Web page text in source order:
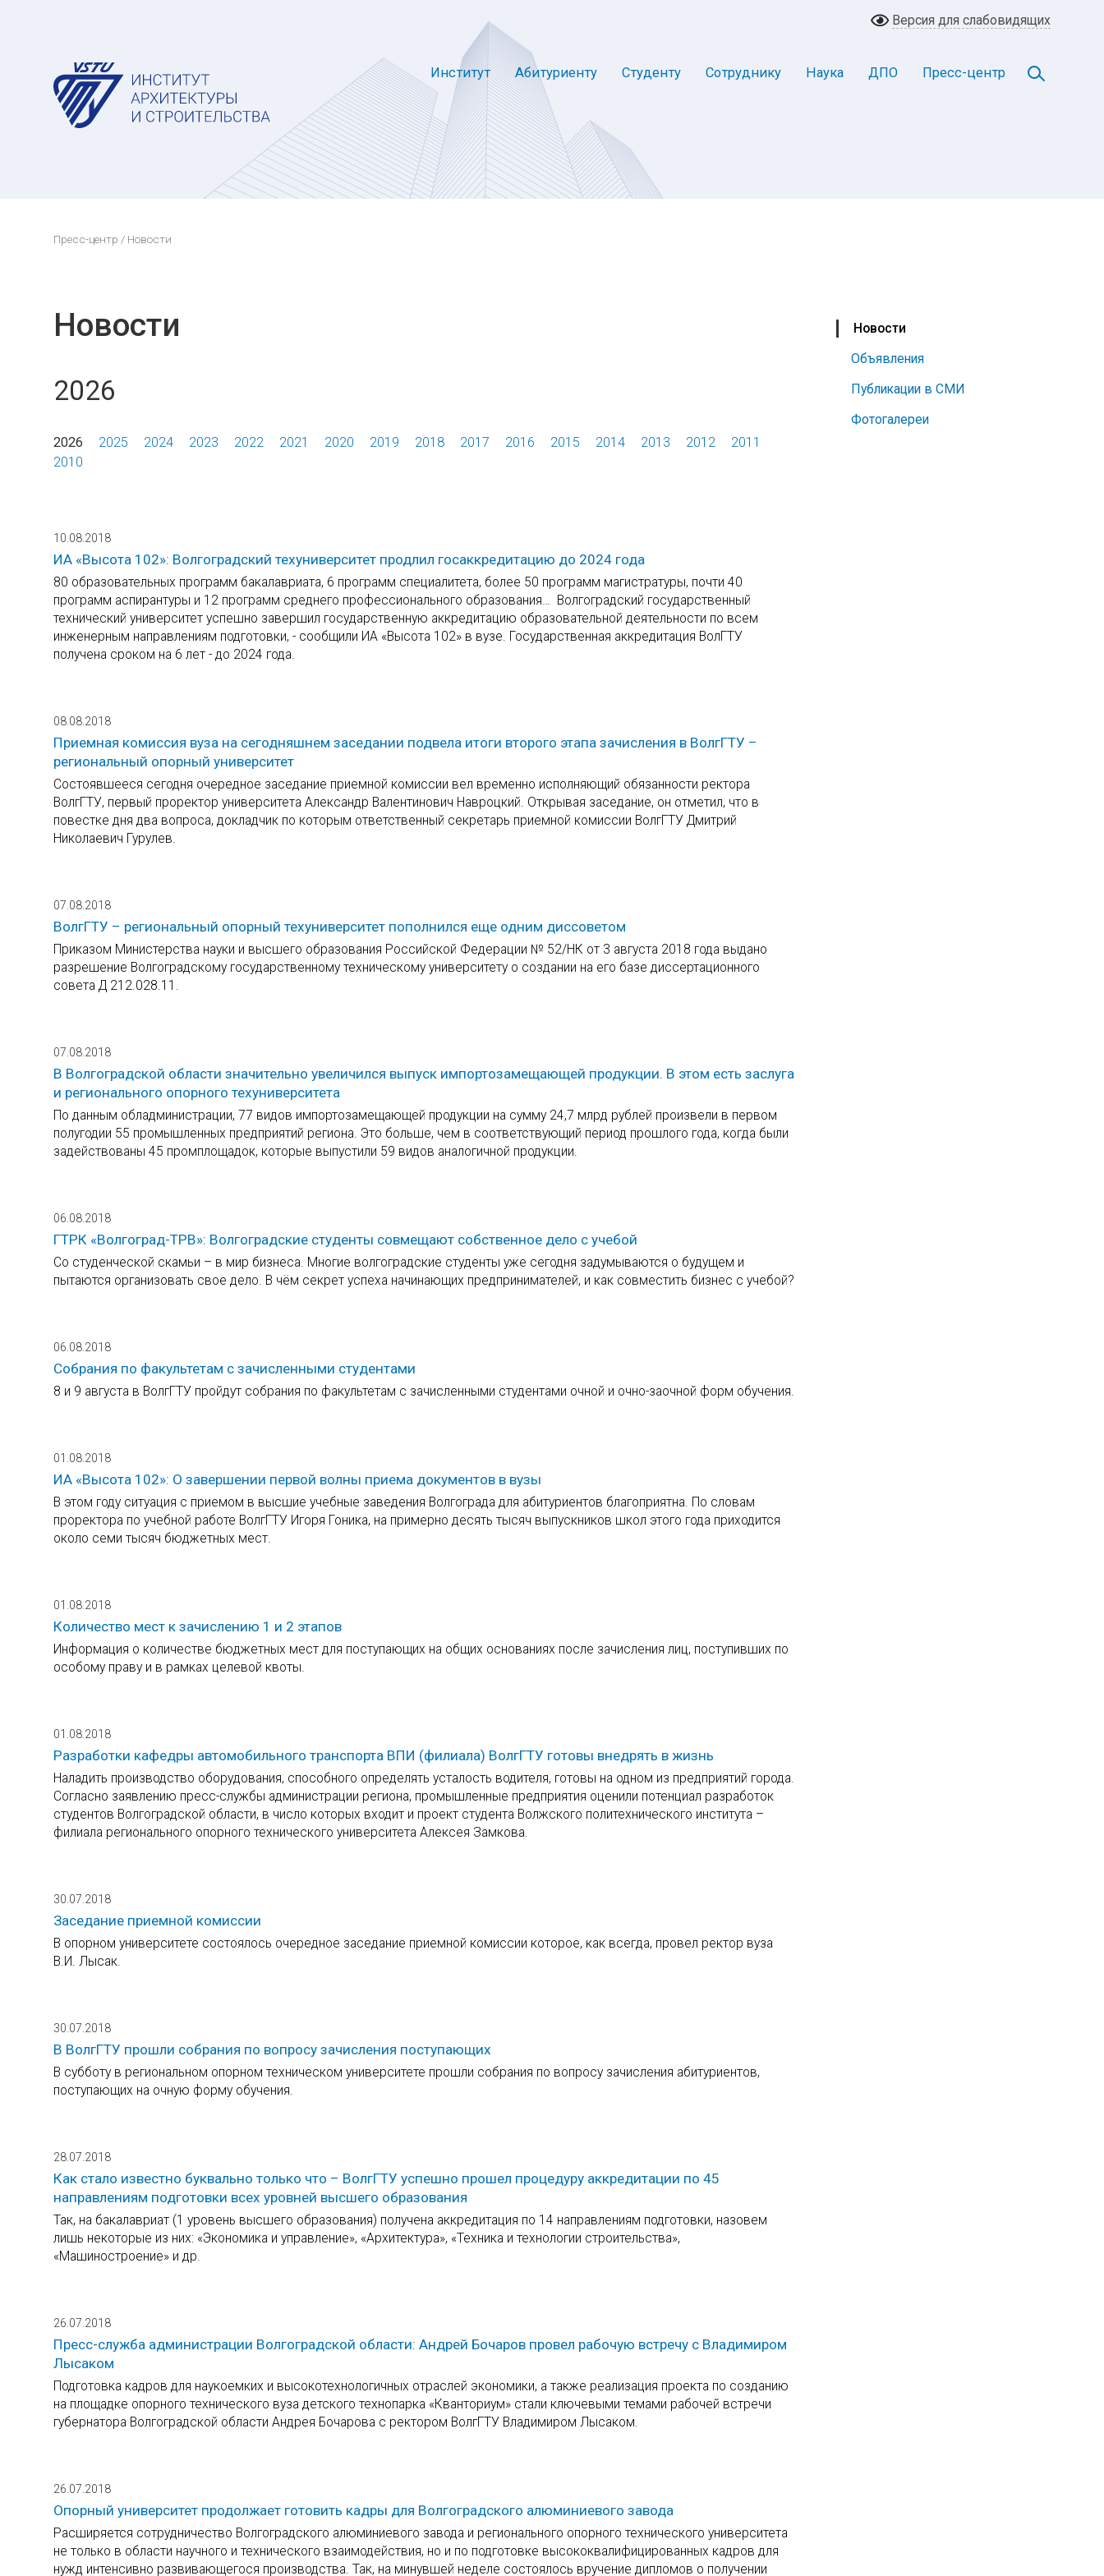
Версия для слабовидящих
Институт Абитуриенту Студенту Сотруднику Наука ДПО Пресс-центр
Пресс-центр / Новости
Новости
Объявления
Публикации в СМИ
Фотогалереи
Новости
2026
2026 2025 2024 2023 2022 2021 2020 2019 2018 2017 2016 2015 2014 2013 2012
2011
2010
10.08.2018
ИА «Высота 102»: Волгоградский техуниверситет продлил госаккредитацию до 2024 года
80 образовательных программ бакалавриата, 6 программ специалитета, более 50 программ магистратуры, почти 40
программ аспирантуры и 12 программ среднего профессионального образования… Волгоградский государственный
технический университет успешно завершил государственную аккредитацию образовательной деятельности по всем
инженерным направлениям подготовки, - сообщили ИА «Высота 102» в вузе. Государственная аккредитация ВолГТУ
получена сроком на 6 лет - до 2024 года.
08.08.2018
Приемная комиссия вуза на сегодняшнем заседании подвела итоги второго этапа зачисления в ВолгГТУ –
региональный опорный университет
Состоявшееся сегодня очередное заседание приемной комиссии вел временно исполняющий обязанности ректора
ВолгГТУ, первый проректор университета Александр Валентинович Навроцкий. Открывая заседание, он отметил, что в
повестке дня два вопроса, докладчик по которым ответственный секретарь приемной комиссии ВолгГТУ Дмитрий
Николаевич Гурулев.
07.08.2018
ВолгГТУ – региональный опорный техуниверситет пополнился еще одним диссоветом
Приказом Министерства науки и высшего образования Российской Федерации № 52/НК от 3 августа 2018 года выдано
разрешение Волгоградскому государственному техническому университету о создании на его базе диссертационного
совета Д 212.028.11.
07.08.2018
В Волгоградской области значительно увеличился выпуск импортозамещающей продукции. В этом есть заслуга
и регионального опорного техуниверситета
По данным обладминистрации, 77 видов импортозамещающей продукции на сумму 24,7 млрд рублей произвели в первом
полугодии 55 промышленных предприятий региона. Это больше, чем в соответствующий период прошлого года, когда были
задействованы 45 промплощадок, которые выпустили 59 видов аналогичной продукции.
06.08.2018
ГТРК «Волгоград-ТРВ»: Волгоградские студенты совмещают собственное дело с учебой
Со студенческой скамьи – в мир бизнеса. Многие волгоградские студенты уже сегодня задумываются о будущем и
пытаются организовать свое дело. В чём секрет успеха начинающих предпринимателей, и как совместить бизнес с учебой?
06.08.2018
Собрания по факультетам с зачисленными студентами
8 и 9 августа в ВолгГТУ пройдут собрания по факультетам с зачисленными студентами очной и очно-заочной форм обучения.
01.08.2018
ИА «Высота 102»: О завершении первой волны приема документов в вузы
В этом году ситуация с приемом в высшие учебные заведения Волгограда для абитуриентов благоприятна. По словам
проректора по учебной работе ВолгГТУ Игоря Гоника, на примерно десять тысяч выпускников школ этого года приходится
около семи тысяч бюджетных мест.
01.08.2018
Количество мест к зачислению 1 и 2 этапов
Информация о количестве бюджетных мест для поступающих на общих основаниях после зачисления лиц, поступивших по
особому праву и в рамках целевой квоты.
01.08.2018
Разработки кафедры автомобильного транспорта ВПИ (филиала) ВолгГТУ готовы внедрять в жизнь
Наладить производство оборудования, способного определять усталость водителя, готовы на одном из предприятий города.
Согласно заявлению пресс-службы администрации региона, промышленные предприятия оценили потенциал разработок
студентов Волгоградской области, в число которых входит и проект студента Волжского политехнического института –
филиала регионального опорного технического университета Алексея Замкова.
30.07.2018
Заседание приемной комиссии
В опорном университете состоялось очередное заседание приемной комиссии которое, как всегда, провел ректор вуза
В.И. Лысак.
30.07.2018
В ВолгГТУ прошли собрания по вопросу зачисления поступающих
В субботу в региональном опорном техническом университете прошли собрания по вопросу зачисления абитуриентов,
поступающих на очную форму обучения.
28.07.2018
Как стало известно буквально только что – ВолгГТУ успешно прошел процедуру аккредитации по 45
направлениям подготовки всех уровней высшего образования
Так, на бакалавриат (1 уровень высшего образования) получена аккредитация по 14 направлениям подготовки, назовем
лишь некоторые из них: «Экономика и управление», «Архитектура», «Техника и технологии строительства»,
«Машиностроение» и др.
26.07.2018
Пресс-служба администрации Волгоградской области: Андрей Бочаров провел рабочую встречу с Владимиром
Лысаком
Подготовка кадров для наукоемких и высокотехнологичных отраслей экономики, а также реализация проекта по созданию
на площадке опорного технического вуза детского технопарка «Кванториум» стали ключевыми темами рабочей встречи
губернатора Волгоградской области Андрея Бочарова с ректором ВолгГТУ Владимиром Лысаком.
26.07.2018
Опорный университет продолжает готовить кадры для Волгоградского алюминиевого завода
Расширяется сотрудничество Волгоградского алюминиевого завода и регионального опорного технического университета
не только в области научного и технического взаимодействия, но и по подготовке высококвалифицированных кадров для
нужд интенсивно развивающегося производства. Так, на минувшей неделе состоялось вручение дипломов о получении